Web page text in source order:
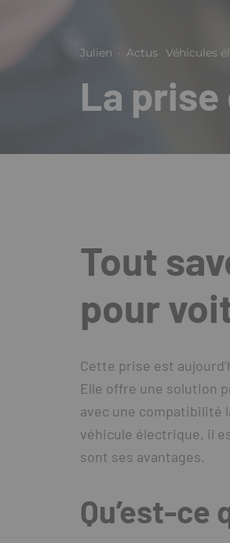
Julien · Actus Véhicules
La
Tout
pour
Cette prise est
Elle offre une solution
avec une compatibilité
véhicule électrique, il
sont ses avantages.
Qu’est-ce